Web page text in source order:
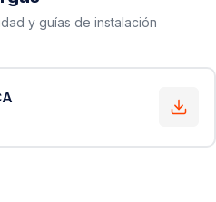
y guías de instalación